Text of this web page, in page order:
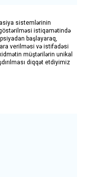
sistemlərinin
istiqamətində
başlayaraq,
verilməsi və istifadəsi
müştərilərin unikal
diqqət etdiyimiz